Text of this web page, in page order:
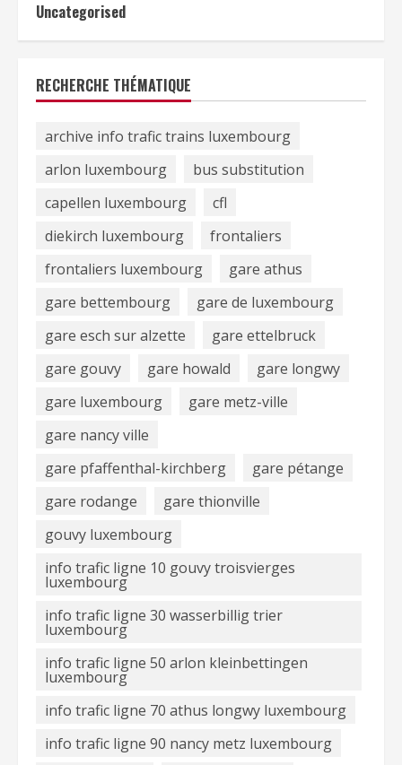
Uncategorised
RECHERCHE THÉMATIQUE
archive info trafic trains luxembourg
arlon luxembourg
bus substitution
capellen luxembourg
cfl
diekirch luxembourg
frontaliers
frontaliers luxembourg
gare athus
gare bettembourg
gare de luxembourg
gare esch sur alzette
gare ettelbruck
gare gouvy
gare howald
gare longwy
gare luxembourg
gare metz-ville
gare nancy ville
gare pfaffenthal-kirchberg
gare pétange
gare rodange
gare thionville
gouvy luxembourg
info trafic ligne 10 gouvy troisvierges
luxembourg
info trafic ligne 30 wasserbillig trier
luxembourg
info trafic ligne 50 arlon kleinbettingen
luxembourg
info trafic ligne 70 athus longwy luxembourg
info trafic ligne 90 nancy metz luxembourg